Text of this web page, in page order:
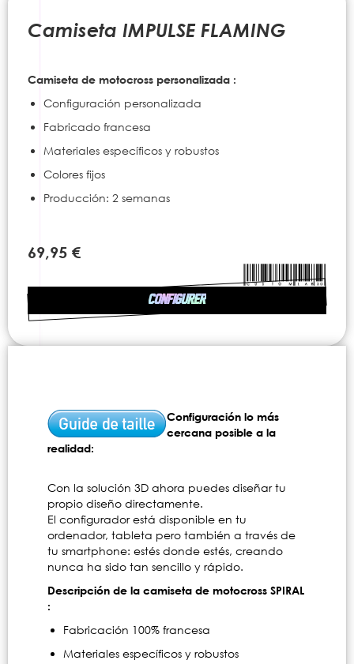
Camiseta IMPULSE FLAMING
Camiseta de motocross personalizada :
Configuración personalizada
Fabricado francesa
Materiales específicos y robustos
Colores fijos
Producción: 2 semanas
CONFIGURER
69,95 €
beginning
images
gallery
Configuración lo más
cercana posible a la
realidad:
Con la solución 3D ahora puedes diseñar tu
propio diseño directamente.
El configurador está disponible en tu
ordenador, tableta pero también a través de
tu smartphone: estés donde estés, creando
nunca ha sido tan sencillo y rápido.
Descripción de la camiseta de motocross SPIRAL
:
Fabricación 100% francesa
Materiales específicos y robustos